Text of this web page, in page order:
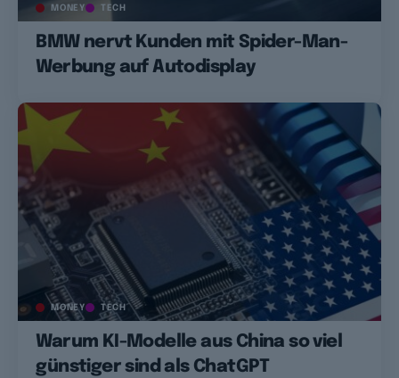
MONEY TECH
BMW nervt Kunden mit Spider-Man-
Werbung auf Autodisplay
MONEY TECH
Warum KI-Modelle aus China so viel
günstiger sind als ChatGPT